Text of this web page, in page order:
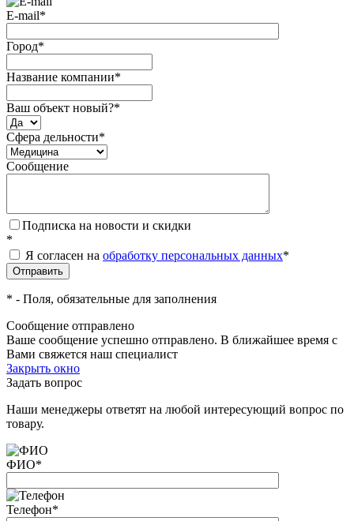
E-mail*
Город*
Название компании*
Ваш объект новый?*
Сфера дельности*
Сообщение
Подписка на новости и скидки
*
Я согласен на обработку персональных данных*
* - Поля, обязательные для заполнения
Сообщение отправлено
Ваше сообщение успешно отправлено. В ближайшее время с
Вами свяжется наш специалист
Закрыть окно
Задать вопрос
Наши менеджеры ответят на любой интересующий вопрос по
товару.
ФИО*
Телефон*